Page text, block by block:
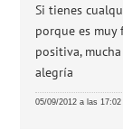
Si tienes
porque es muy
positiva,
alegría
05/09/2012 a las 17:02